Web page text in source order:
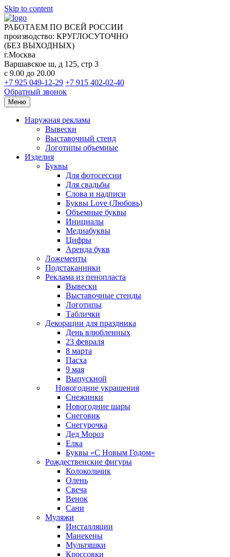
Skip to content
РАБОТАЕМ ПО ВСЕЙ РОССИИ
производство: КРУГЛОСУТОЧНО
(БЕЗ ВЫХОДНЫХ)
г.Москва
Варшавское ш, д 125, стр 3
с 9.00 до 20.00
+7 925 049-12-29 +7 915 402-02-40
Обратный звонок
Меню
Наружная реклама
Вывески
Выставочный стенд
Логотипы объемные
Изделия
Буквы
Для фотосессии
Для свадьбы
Слова и надписи
Буквы Love (Любовь)
Объемные буквы
Инициалы
Медиабуквы
Цифры
Аренда букв
Ложементы
Подстаканники
Реклама из пенопласта
Вывески
Выставочные стенды
Логотипы
Таблички
Декорации для праздника
День влюбленных
23 февраля
8 марта
Пасха
9 мая
Выпускной
Новогодние украшения
Снежинки
Новогодние шары
Снеговик
Снегурочка
Дед Мороз
Елка
Буквы «С Новым Годом»
Рождественские фигуры
Колокольчик
Олень
Свеча
Венок
Сани
Муляжи
Инсталляции
Манекены
Мультяшки
Кроссовки